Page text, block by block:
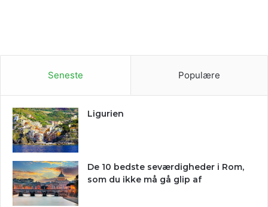
Seneste Populære
Ligurien
De 10 bedste seværdigheder i Rom,
som du ikke må gå glip af